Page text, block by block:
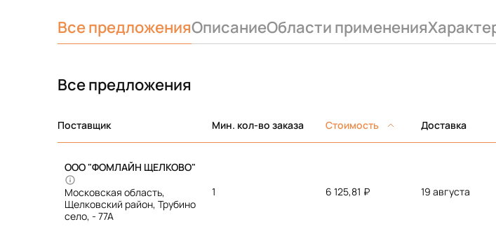
Все предложенияОписаниеОбласти применения
Все предложения
Поставщик Мин. кол-во заказа Стоимость Доставка
ООО "ФОМЛАЙН ЩЕЛКОВО"
Московская область,
Щелковский район, Трубино
село, - 77А
1 6 125,81 ₽ 19 августа